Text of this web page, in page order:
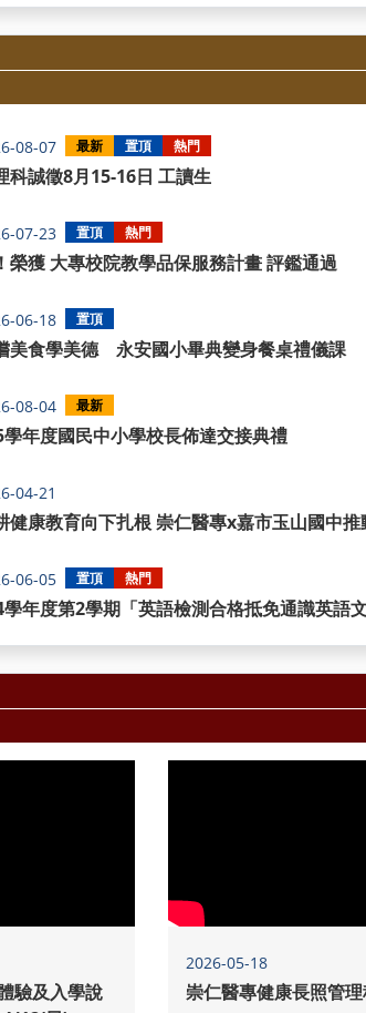
08-07 最新 置頂 熱門
科誠徵8月15-16日 工讀生
07-23 置頂 熱門
榮獲 大專校院教學品保服務計畫 評鑑通過
06-18 置頂
美食學美德 永安國小畢典變身餐桌禮儀課
08-04 最新
學年度國民中小學校長佈達交接典禮
04-21
健康教育向下扎根 崇仁醫專x嘉市玉山國中推
06-05 置頂 熱門
學年度第2學期「英語檢測合格抵免通識英語文
驗及入學說
2026-05-18
崇仁醫專健康長照管